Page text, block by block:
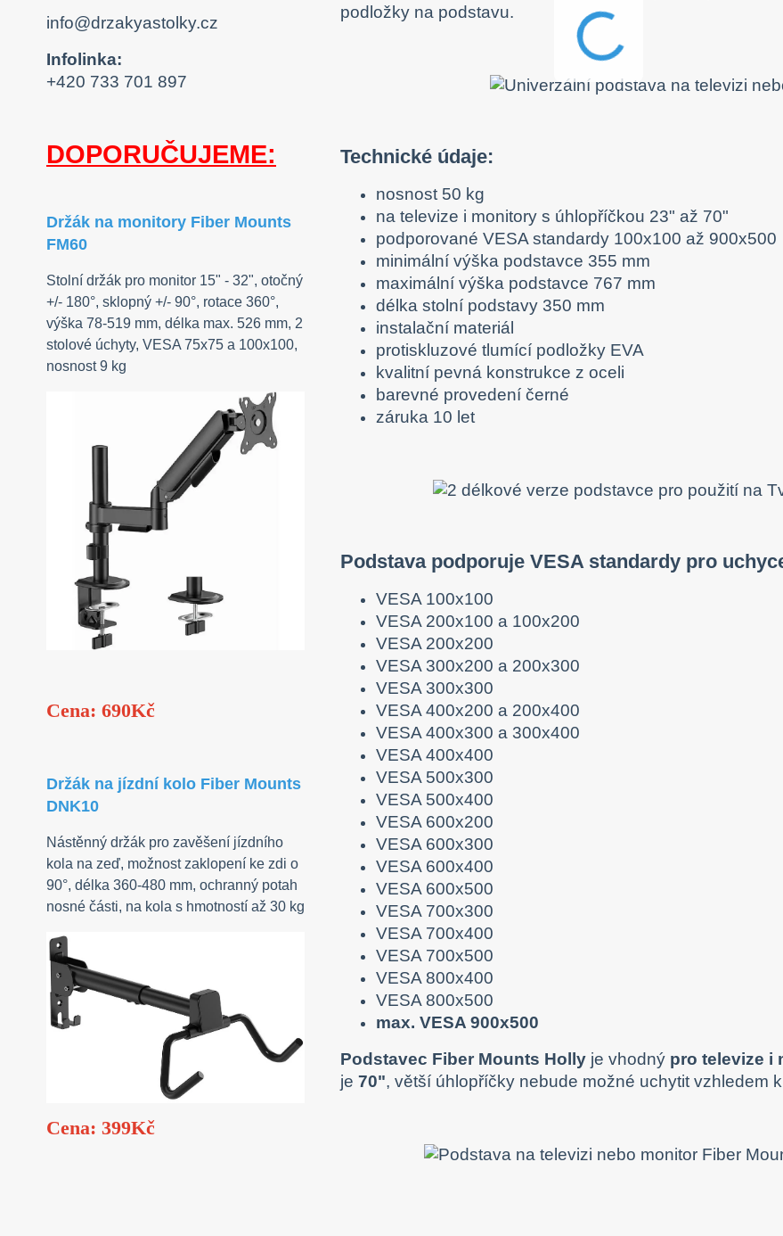
info@drzakyastolky.cz
Infolinka:
+420 733 701 897
DOPORUČUJEME:
Držák na monitory Fiber Mounts
FM60
Stolní držák pro monitor 15" - 32", otočný
+/- 180°, sklopný +/- 90°, rotace 360°,
výška 78-519 mm, délka max. 526 mm, 2
stolové úchyty, VESA 75x75 a 100x100,
nosnost 9 kg
Cena: 690Kč
Držák na jízdní kolo Fiber Mounts
DNK10
Nástěnný držák pro zavěšení jízdního
kola na zeď, možnost zaklopení ke zdi o
90°, délka 360-480 mm, ochranný potah
nosné části, na kola s hmotností až 30 kg
Cena: 399Kč
podložky na podstavu.
Technické údaje:
nosnost 50 kg
na televize i monitory s úhlopříčkou 23" až 70"
podporované VESA standardy 100x100 až 900x500
minimální výška podstavce 355 mm
maximální výška podstavce 767 mm
délka stolní podstavy 350 mm
instalační materiál
protiskluzové tlumící podložky EVA
kvalitní pevná konstrukce z oceli
barevné provedení černé
záruka 10 let
Podstava podporuje VESA standardy pro
VESA 100x100
VESA 200x100 a 100x200
VESA 200x200
VESA 300x200 a 200x300
VESA 300x300
VESA 400x200 a 200x400
VESA 400x300 a 300x400
VESA 400x400
VESA 500x300
VESA 500x400
VESA 600x200
VESA 600x300
VESA 600x400
VESA 600x500
VESA 700x300
VESA 700x400
VESA 700x500
VESA 800x400
VESA 800x500
max. VESA 900x500
Podstavec Fiber Mounts Hollyje vhodný pro televize i
je 70", větší úhlopříčky nebude možné uchytit vzhledem